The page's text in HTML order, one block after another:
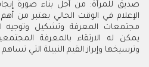
صديق للمرأة: من أجل بناء صورة
الإعلام في الوقت الحالي يعتبر من
مجتمعات المعرفة وتشكيل وتوجيه
يمكن له الارتقاء بالمعرفة
وترسيخها وإبراز القيم النبيلة التي